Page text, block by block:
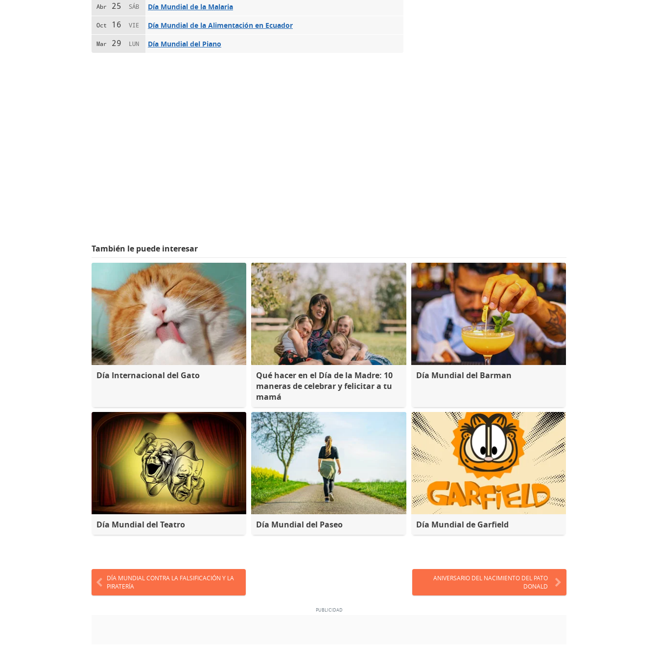
Abr 25 SÁB Día Mundial de la Malaria
Oct 16 VIE Día Mundial de la Alimentación en Ecuador
Mar 29 LUN Día Mundial del Piano
También le puede interesar
Día Internacional del Gato
Qué hacer en el Día de la Madre: 10
maneras de celebrar y felicitar a tu
mamá
Día Mundial del Barman
Día Mundial del Teatro Día Mundial del Paseo Día Mundial de Garfield
DÍA MUNDIAL CONTRA LA FALSIFICACIÓN Y LA
PIRATERÍA
ANIVERSARIO DEL NACIMIENTO DEL PATO
DONALD